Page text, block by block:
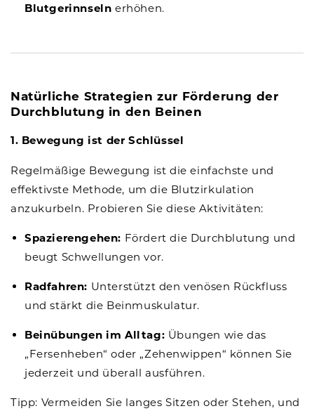
Blutgerinnseln erhöhen.
Natürliche Strategien zur Förderung der
Durchblutung in den Beinen
1. Bewegung ist der Schlüssel
Regelmäßige Bewegung ist die einfachste und
effektivste Methode, um die Blutzirkulation
anzukurbeln. Probieren Sie diese Aktivitäten:
Spazierengehen: Fördert die Durchblutung und
beugt Schwellungen vor.
Radfahren: Unterstützt den venösen Rückfluss
und stärkt die Beinmuskulatur.
Beinübungen im Alltag: Übungen wie das
„Fersenheben“ oder „Zehenwippen“ können Sie
jederzeit und überall ausführen.
Tipp: Vermeiden Sie langes Sitzen oder Stehen, und